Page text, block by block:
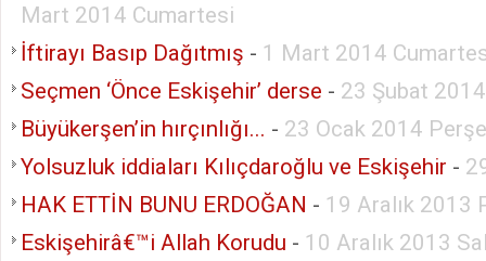
Mart 2014 Cumartesi
İftirayı Basıp Dağıtmış - 1 Mart 2014
Seçmen ‘Önce Eskişehir’ derse - 23 Şubat
Büyükerşen’in hırçınlığı... - 23 Ocak 2014
Yolsuzluk iddiaları Kılıçdaroğlu ve Eskişehir -
HAK ETTİN BUNU ERDOĞAN - 19 Aralık 2013
Eskişehirâ€™i Allah Korudu - 10 Aralık 2013